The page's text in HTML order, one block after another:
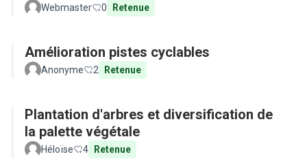
Webmaster 0 Retenue
Amélioration pistes cyclables
Anonyme 2 Retenue
Plantation d'arbres et diversification de
la palette végétale
Héloïse 4 Retenue